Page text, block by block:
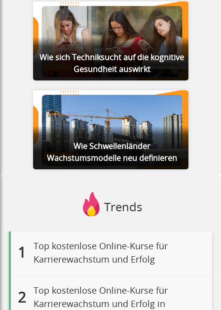
Wie sich Techniksucht auf die kognitive
Gesundheit auswirkt
Wie Schwellenländer
Wachstumsmodelle neu definieren
Trends
1
Top kostenlose Online-Kurse für
Karrierewachstum und Erfolg
2
Top kostenlose Online-Kurse für
Karrierewachstum und Erfolg in